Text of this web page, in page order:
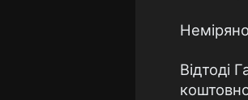
Відтоді